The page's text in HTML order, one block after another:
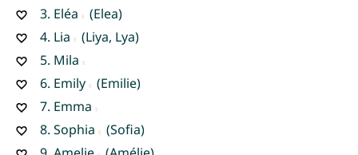
3. Eléa
(Elea)
4. Lia
(Liya, Lya)
5. Mila
6. Emily
(Emilie)
7. Emma
8. Sophia
(Sofia)